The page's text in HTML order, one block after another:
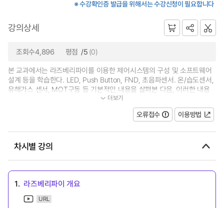
※ 수강확인증 발급을 위해서는 수강신청이 필요합니다
강의상세
조회수4,896 평점 /5 (0)
본 교과에서는 라즈베리파이를 이용한 제어시스템의 구성 및 소프트웨어
설계 등을 학습한다. LED, Push Button, FND, 초음파센서. 온/습도센서,
유해가스 센서, MOT구동 등 기본적인 내용을 살펴본 다음, 이러한 내용
을 바탕으로 응용과제를 설계 및 구현...
더보기
오류접수 이용방법
차시별 강의
1. 라즈베리파이 개요
URL